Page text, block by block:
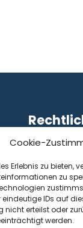
Cookie-
Erlebnis zu bieten,
zu
IDs auf
erteilst oder
werden.
Impressum
Cookie-